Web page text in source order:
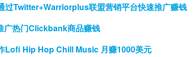
过Twitter+Warriorplus联盟营销平台快速推广赚钱
广热门Clickbank商品赚钱
Lofi Hip Hop Chill Music 月赚1000美元